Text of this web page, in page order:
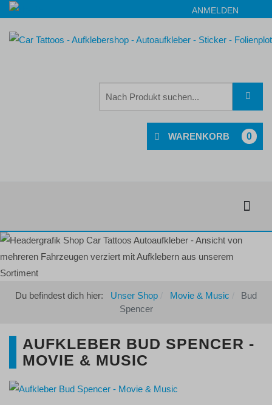
ANMELDEN
0
Du befindest dich hier: Unser Shop Movie & Music
Bud
Spencer
AUFKLEBER BUD SPENCER -
MOVIE & MUSIC